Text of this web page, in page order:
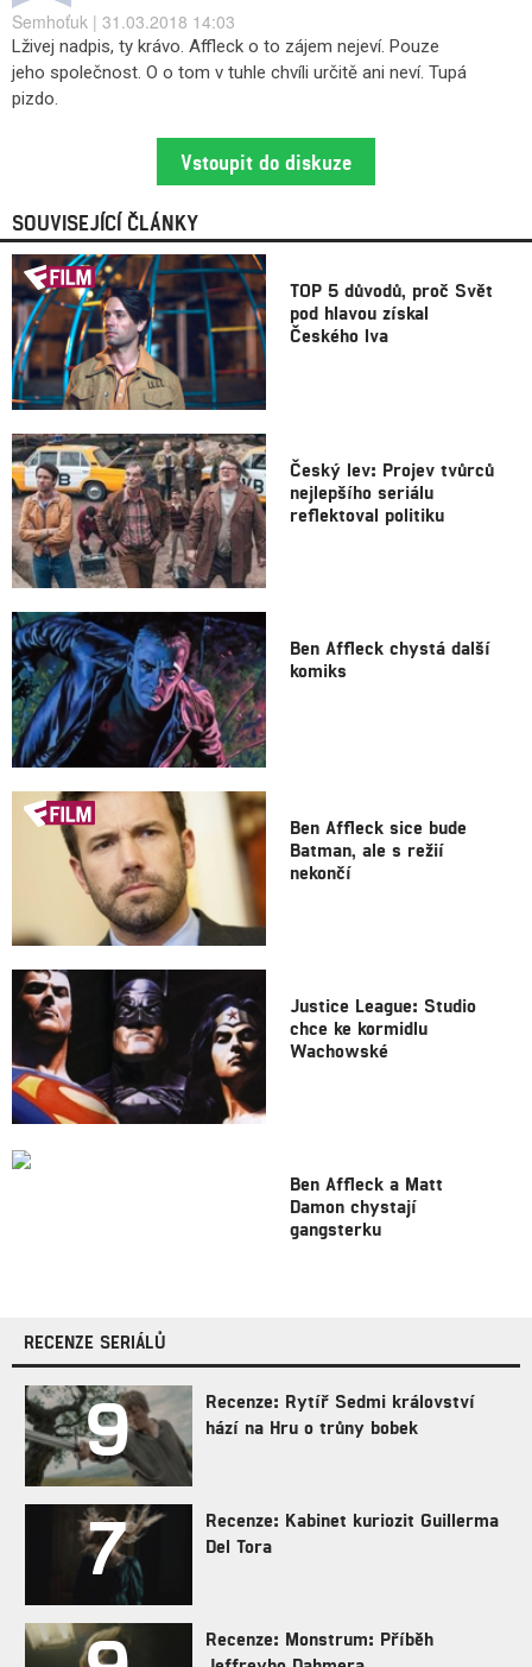
Semhoťuk | 31.03.2018 14:03
Lživej nadpis, ty krávo. Affleck o to zájem nejeví. Pouze
jeho společnost. O o tom v tuhle chvíli určitě ani neví. Tupá
pizdo.
Vstoupit do diskuze
SOUVISEJÍCÍ ČLÁNKY
TOP 5 důvodů, proč Svět
pod hlavou získal
Českého lva
Český lev: Projev tvůrců
nejlepšího seriálu
reflektoval politiku
Ben Affleck chystá další
komiks
Ben Affleck sice bude
Batman, ale s režií
nekončí
Justice League: Studio
chce ke kormidlu
Wachowské
Ben Affleck a Matt
Damon chystají
gangsterku
RECENZE SERIÁLŮ
9
Recenze: Rytíř Sedmi království
hází na Hru o trůny bobek
7
Recenze: Kabinet kuriozit Guillerma
Del Tora
Recenze: Monstrum: Příběh